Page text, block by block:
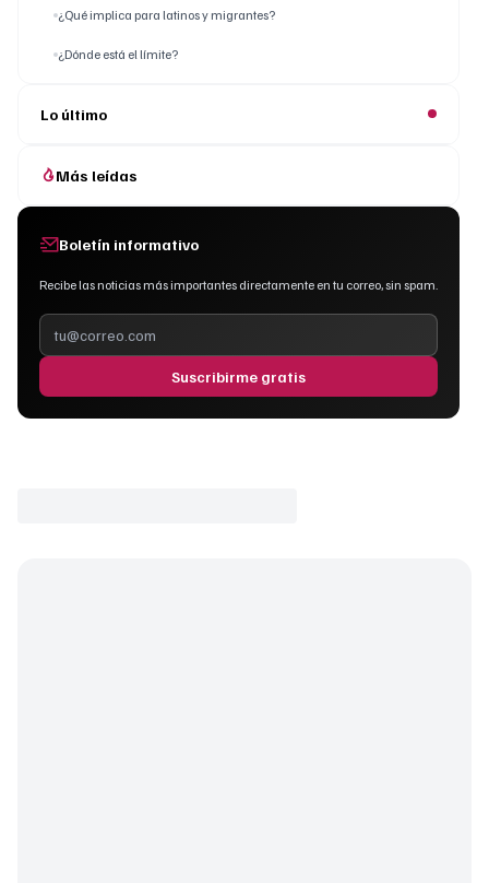
¿Qué implica para latinos y migrantes?
¿Dónde está el límite?
Lo último
Más leídas
Boletín informativo
Recibe las noticias más importantes directamente en tu correo, sin spam.
Suscribirme gratis